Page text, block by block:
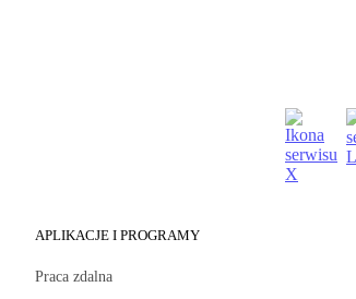
APLIKACJE I PROGRAMY
Praca zdalna